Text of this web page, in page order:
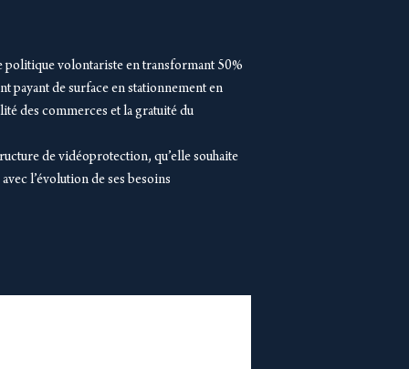
politique volontariste en transformant 50%
payant de surface en stationnement en
des commerces et la gratuité du
de vidéoprotection, qu’elle souhaite
l’évolution de ses besoins